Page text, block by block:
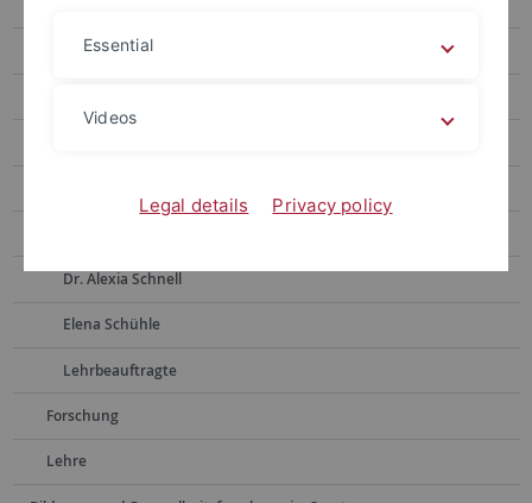
Julia Dietz
Dr. Alexia Schnell
Elena Schühle
Lehrbeauftragte
Forschung
Lehre
Essential
Videos
Legal details Privacy policy